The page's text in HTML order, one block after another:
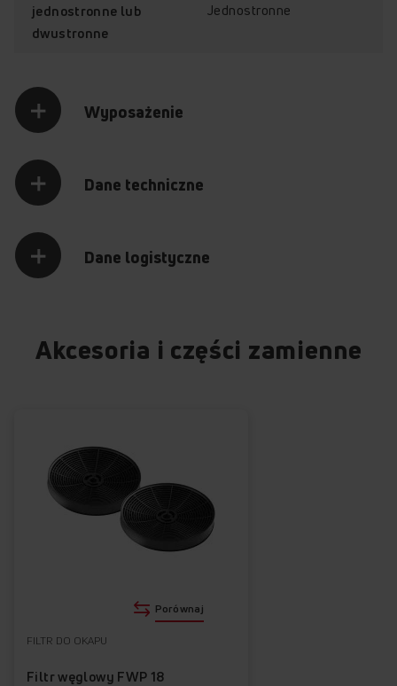
jednostronne lub
dwustronne
Jednostronne
Wyposażenie
Dane techniczne
Dane logistyczne
Akcesoria i części zamienne
FILTR DO OKAPU
Filtr węglowy FWP 18
Porównaj